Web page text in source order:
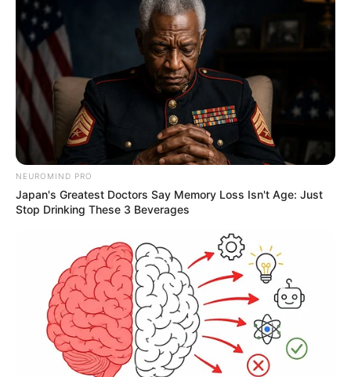
NEUROMIND PRO
Japan's Greatest Doctors Say Memory Loss Isn't Age: Just
Stop Drinking These 3 Beverages